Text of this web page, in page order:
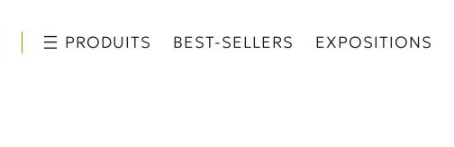
PRODUITS BEST-SELLERS EXPOSITIONS